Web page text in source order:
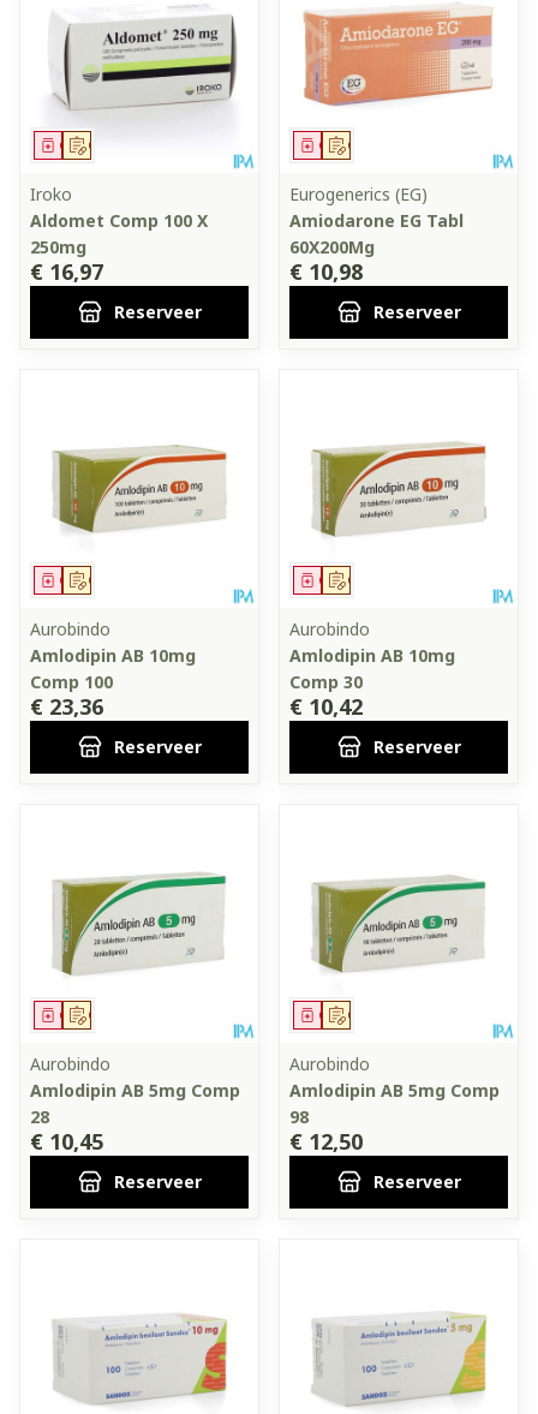
Op voorschrift
Geneesmiddel
Iroko
Aldomet Comp 100 X
250mg
€ 16,97
Reserveer
Op voorschrift
Geneesmiddel
Eurogenerics (EG)
Amiodarone EG Tabl
60X200Mg
€ 10,98
Reserveer
Op voorschrift
Geneesmiddel
Aurobindo
Amlodipin AB 10mg
Comp 100
€ 23,36
Reserveer
Op voorschrift
Geneesmiddel
Aurobindo
Amlodipin AB 10mg
Comp 30
€ 10,42
Reserveer
Op voorschrift
Geneesmiddel
Aurobindo
Amlodipin AB 5mg Comp
28
€ 10,45
Reserveer
Op voorschrift
Geneesmiddel
Aurobindo
Amlodipin AB 5mg Comp
98
€ 12,50
Reserveer